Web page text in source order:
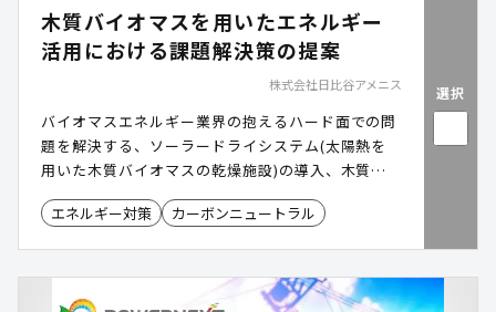
木質バイオマスを用いたエネルギー
活用における課題解決策の提案
株式会社日比谷アメニス
バイオマスエネルギー業界の抱えるハード面での問
題を解決する、ソーラードライシステム(太陽熱を
用いた木質バイオマスの乾燥施設)の導入、木質バ
イオマスを保管するためのシートや木質バイオマス
(木質チップなど)の重要な品質項目である水分測定
エネルギー対策 カーボンニュートラル
選択